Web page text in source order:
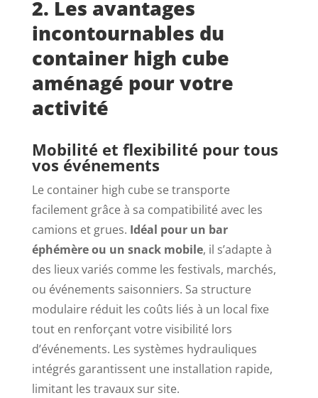
2. Les avantages
incontournables du
container high cube
aménagé pour votre
activité
Mobilité et flexibilité pour tous
vos événements
Le container high cube se transporte
facilement grâce à sa compatibilité avec les
camions et grues. Idéal pour un bar
éphémère ou un snack mobile, il s’adapte à
des lieux variés comme les festivals, marchés,
ou événements saisonniers. Sa structure
modulaire réduit les coûts liés à un local fixe
tout en renforçant votre visibilité lors
d’événements. Les systèmes hydrauliques
intégrés garantissent une installation rapide,
limitant les travaux sur site.